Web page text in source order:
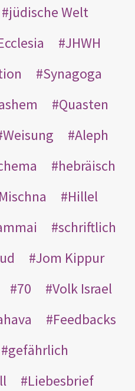
jüdische Welt
JHWH
Synagoga
Quasten
Weisung
Aleph
hebräisch
Mischna
Hillel
schriftlich
Jom Kippur
70
Volk Israel
Feedbacks
gefährlich
Liebesbrief